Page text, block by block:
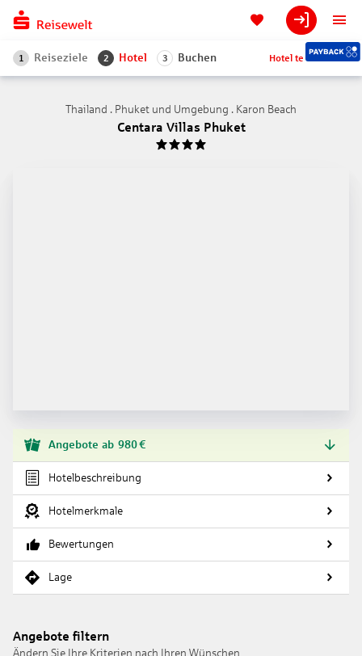
1 Reiseziele 2 Hotel 3 Buchen Hotel teilen
Thailand . Phuket und Umgebung . Karon Beach
Centara Villas Phuket
4
Angebote ab 980€
Hotelbeschreibung
Hotelmerkmale
Bewertungen
Lage
Angebote filtern
Ändern Sie Ihre Kriterien nach Ihren Wünschen